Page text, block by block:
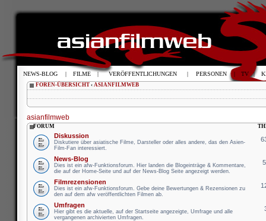
FOREN-ÜBERSICHT ‹ ASIANFILMWEB
asianfilmweb
FORUM
Diskussion
Diskutiere über asiatische Filme, Darsteller oder alles andere, das den Asien-
Film-Fan interessiert.
News-Blog
Dies ist ein afw-Funktionsforum. Hier landen die Blogeinträge & Kommentare,
die auf der Home-Seite und auf der News-Blog Seite angezeigt werden.
Filmrezensionen
Dies ist ein afw-Funktionsforum. Gebe deine Bewertungen & Rezensionen zu
den auf dem afw veröffentlichten Filmen ab.
Umfragen
Hier gibt es die aktuelle, auf der Startseite angezeigte, Umfrage und alle
vergangenen archivierten Umfragen.
NEWS-BLOG | FILME | VERÖFFENTLICHUNGEN | PERSONEN | TV |